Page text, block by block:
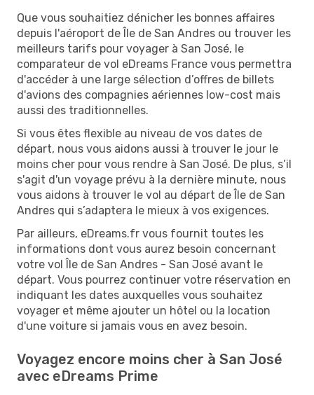
Que vous souhaitiez dénicher les bonnes affaires
depuis l'aéroport de Île de San Andres ou trouver les
meilleurs tarifs pour voyager à San José, le
comparateur de vol eDreams France vous permettra
d'accéder à une large sélection d’offres de billets
d'avions des compagnies aériennes low-cost mais
aussi des traditionnelles.
Si vous êtes flexible au niveau de vos dates de
départ, nous vous aidons aussi à trouver le jour le
moins cher pour vous rendre à San José. De plus, s’il
s'agit d'un voyage prévu à la dernière minute, nous
vous aidons à trouver le vol au départ de Île de San
Andres qui s’adaptera le mieux à vos exigences.
Par ailleurs, eDreams.fr vous fournit toutes les
informations dont vous aurez besoin concernant
votre vol Île de San Andres - San José avant le
départ. Vous pourrez continuer votre réservation en
indiquant les dates auxquelles vous souhaitez
voyager et même ajouter un hôtel ou la location
d'une voiture si jamais vous en avez besoin.
Voyagez encore moins cher à San José
avec eDreams Prime